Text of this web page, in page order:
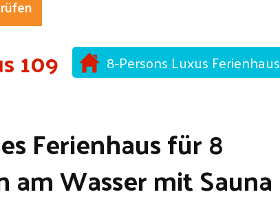
109 8-Persons Luxus Ferienhaus
Ferienhaus für 8
am Wasser mit Sauna